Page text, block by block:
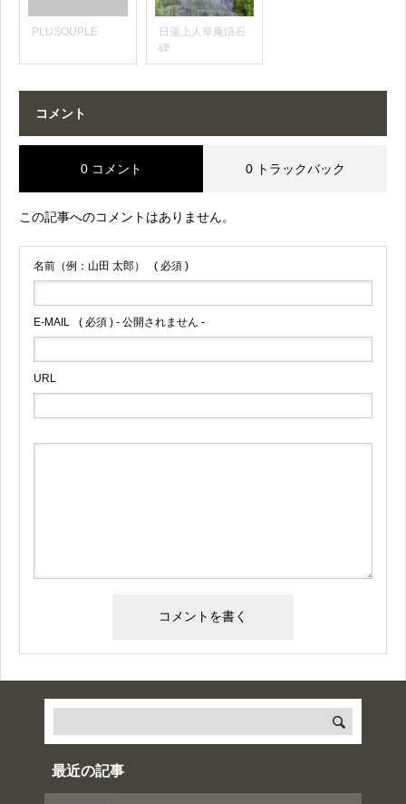
PLUSOUPLE
日蓮上人草庵蹟石
碑
コメント
0 コメント 0 トラックバック
この記事へのコメントはありません。
名前（例：山田 太郎） ( 必須 )
E-MAIL ( 必須 ) - 公開されません -
URL
最近の記事